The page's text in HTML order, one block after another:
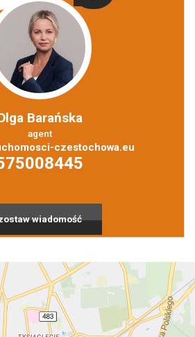
Notatnik
Barańska
agent
czestochowa.eu
wiadomość